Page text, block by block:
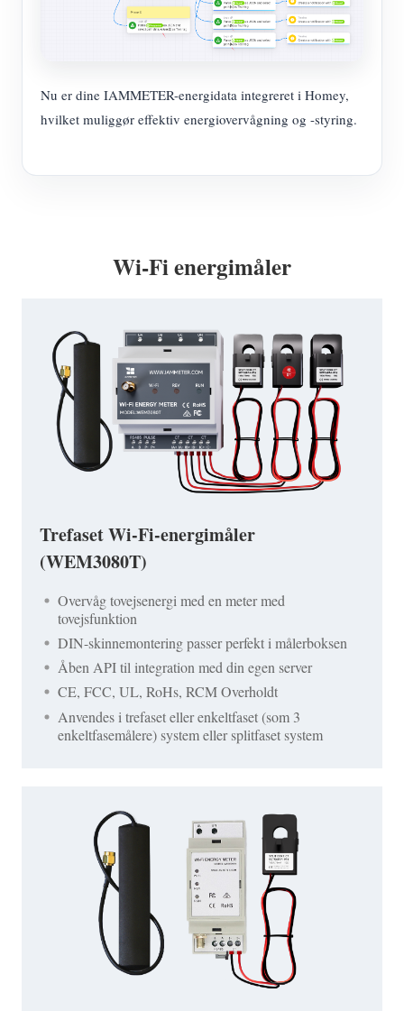
Nu er dine IAMMETER-energidata integreret i Homey,
hvilket muliggør effektiv energiovervågning og -styring.
Wi-Fi energimåler
Trefaset Wi-Fi-energimåler
(WEM3080T)
Overvåg tovejsenergi med en meter med
tovejsfunktion
DIN-skinnemontering passer perfekt i målerboksen
Åben API til integration med din egen server
CE, FCC, UL, RoHs, RCM Overholdt
Anvendes i trefaset eller enkeltfaset (som 3
enkeltfasemålere) system eller splitfaset system